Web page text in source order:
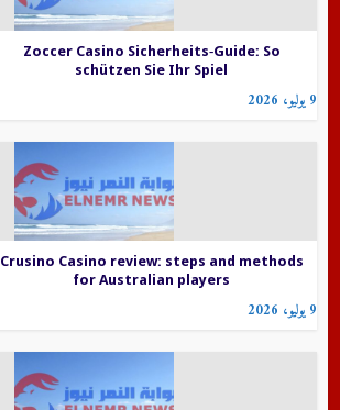
Zoccer Casino Sicherheits‑Guide: So
schützen Sie Ihr Spiel
9 يوليو، 2026
Crusino Casino review: steps and methods
for Australian players
9 يوليو، 2026